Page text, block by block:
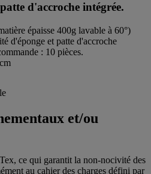
d'accroche intégrée.
épaisse 400g lavable à 60°)
d'éponge et patte d'accroche
: 10 pièces.
et/ou
ce qui garantit la non-nocivité des
au cahier des charges défini par